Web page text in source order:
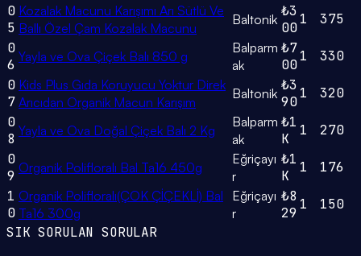
0
5
Kozalak Macunu Karışımı Arı Sütlü Ve
Ballı Özel Çam Kozalak Macunu
Baltonik ₺3
00
1
375
0
6 Yayla ve Ova Çiçek Balı 850 g
Balparm
ak
₺7
00
1
330
0
7
Kids Plus Gıda Koruyucu Yoktur Direk
Arıcıdan Organik Macun Karışım
Baltonik ₺3
90
1
320
0
8 Yayla ve Ova Doğal Çiçek Balı 2 Kg
Balparm
ak
₺1
K
1
270
0
9 Organik Polifloralı Bal Ta16 450g
Eğriçayı
r
₺1
K
1
176
1
0
Organik Polifloralı(ÇOK ÇİÇEKLİ) Bal
Ta16 300g
Eğriçayı
r
₺8
29
1
150
SIK SORULAN SORULAR